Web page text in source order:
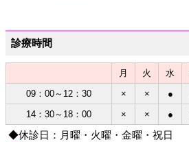
診療時間
月 火 水
09：00～12：30
× × ●
14：30～18：00
× × ●
◆休診日：月曜・火曜・金曜・祝日